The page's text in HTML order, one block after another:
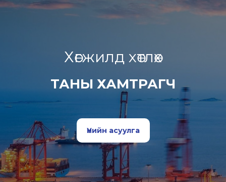
Хөгжилд хөтлөх
ТАНЫ ХАМТРАГЧ
Үнийн асуулга